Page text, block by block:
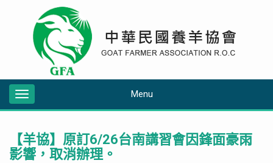
Menu
Toggle
navigation
【羊協】原訂6/26台南講習會因鋒面豪雨
影響，取消辦理。